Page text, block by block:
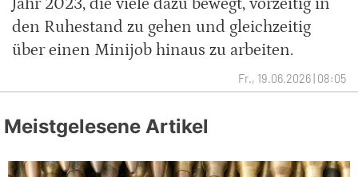
den Ruhestand zu gehen und gleichzeitig
über einen Minijob hinaus zu arbeiten.
Fr., 19.06.2026 | 08:05
Meistgelesene Artikel